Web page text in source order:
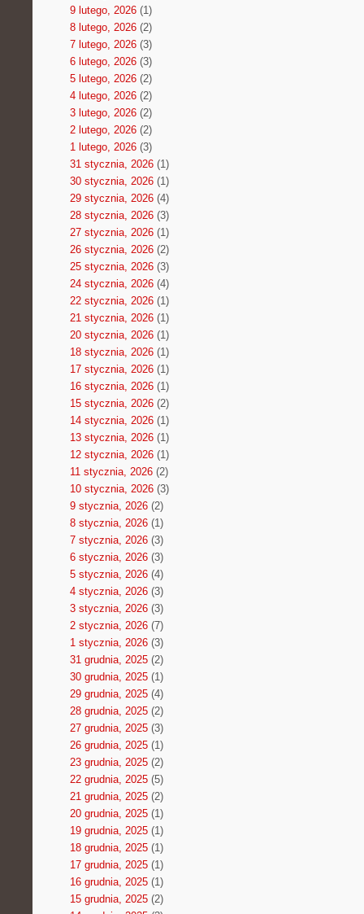
9 lutego, 2026(1)
8 lutego, 2026(2)
7 lutego, 2026(3)
6 lutego, 2026(3)
5 lutego, 2026(2)
4 lutego, 2026(2)
3 lutego, 2026(2)
2 lutego, 2026(2)
1 lutego, 2026(3)
31 stycznia, 2026(1)
30 stycznia, 2026(1)
29 stycznia, 2026(4)
28 stycznia, 2026(3)
27 stycznia, 2026(1)
26 stycznia, 2026(2)
25 stycznia, 2026(3)
24 stycznia, 2026(4)
22 stycznia, 2026(1)
21 stycznia, 2026(1)
20 stycznia, 2026(1)
18 stycznia, 2026(1)
17 stycznia, 2026(1)
16 stycznia, 2026(1)
15 stycznia, 2026(2)
14 stycznia, 2026(1)
13 stycznia, 2026(1)
12 stycznia, 2026(1)
11 stycznia, 2026(2)
10 stycznia, 2026(3)
9 stycznia, 2026(2)
8 stycznia, 2026(1)
7 stycznia, 2026(3)
6 stycznia, 2026(3)
5 stycznia, 2026(4)
4 stycznia, 2026(3)
3 stycznia, 2026(3)
2 stycznia, 2026(7)
1 stycznia, 2026(3)
31 grudnia, 2025(2)
30 grudnia, 2025(1)
29 grudnia, 2025(4)
28 grudnia, 2025(2)
27 grudnia, 2025(3)
26 grudnia, 2025(1)
23 grudnia, 2025(2)
22 grudnia, 2025(5)
21 grudnia, 2025(2)
20 grudnia, 2025(1)
19 grudnia, 2025(1)
18 grudnia, 2025(1)
17 grudnia, 2025(1)
16 grudnia, 2025(1)
15 grudnia, 2025(2)